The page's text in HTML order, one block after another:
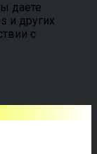
даете
и других
с